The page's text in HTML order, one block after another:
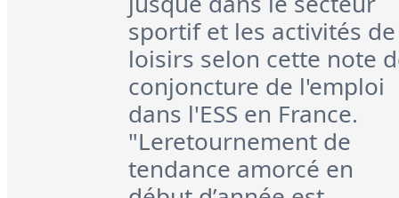
sportif et les activités de
loisirs selon cette note
conjoncture de l'emploi
dans l'ESS en France.
"Leretournement de
tendance amorcé en